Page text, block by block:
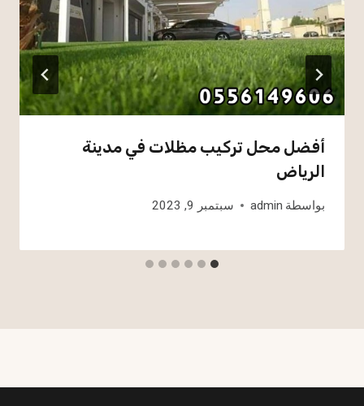
أفضل محل تركيب مظلات في مدينة
الرياض
بواسطة admin سبتمبر 9, 2023